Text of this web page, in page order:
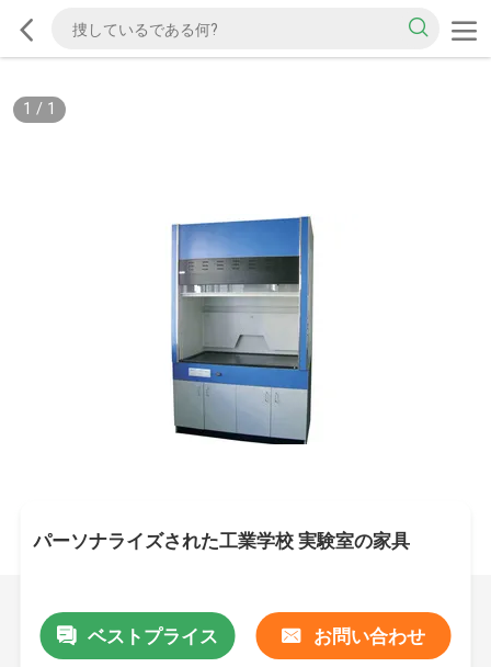
1 / 1
パーソナライズされた工業学校 実験室の家具
ベストプライス お問い合わせ